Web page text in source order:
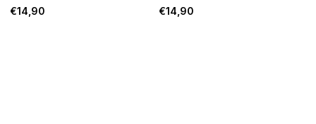
€14,90
€14,90